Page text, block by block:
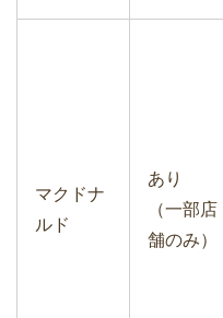
マクドナ
ルド
あり
（一部店
舗のみ）